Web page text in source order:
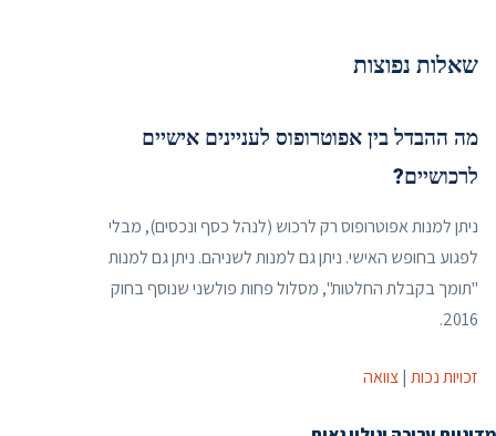
שאלות נפוצות
מה ההבדל בין אפוטרופוס לעניינים אישיים
לרכושיים?
ניתן למנות אפוטרופוס רק לרכוש (לנהל כסף ונכסים), מבלי
לפגוע בחופש האישי. ניתן גם למנות לשניהם. ניתן גם למנות
"תומך בקבלת החלטות", מסלול פחות פולשני שנוסף בחוק
2016.
זכויות נכות |צוואה